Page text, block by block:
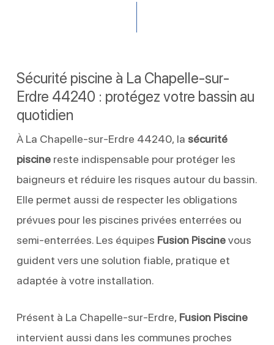
Sécurité piscine à La Chapelle-sur-
Erdre 44240 : protégez votre bassin au
quotidien
À La Chapelle-sur-Erdre 44240, la sécurité
piscinereste indispensable pour protéger les
baigneurs et réduire les risques autour du bassin.
Elle permet aussi de respecter les obligations
prévues pour les piscines privées enterrées ou
semi-enterrées. Les équipes Fusion Piscinevous
guident vers une solution fiable, pratique et
adaptée à votre installation.
Présent à La Chapelle-sur-Erdre, Fusion Piscine
intervient aussi dans les communes proches